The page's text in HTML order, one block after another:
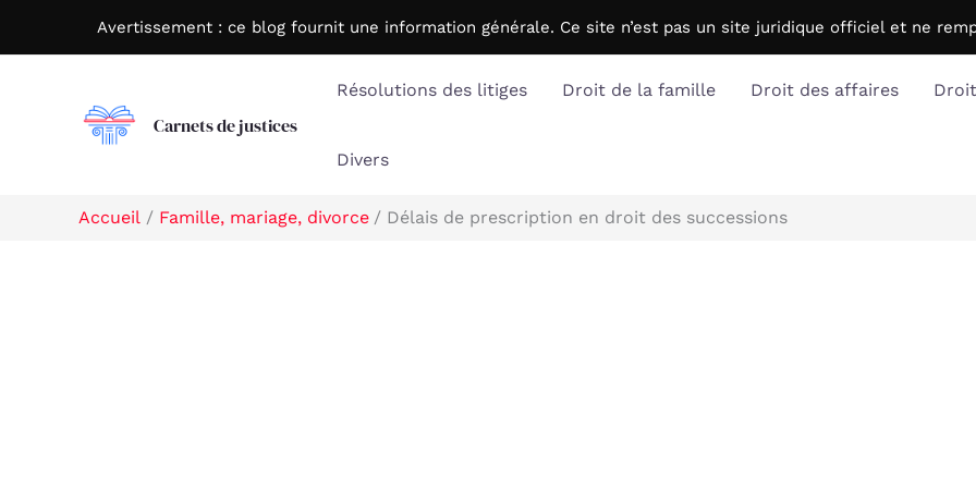
Avertissement : ce blog fournit une information générale. Ce site n’est pas un site juridique officiel et ne
Carnets de justices
Résolutions des litiges Droit de la famille Droit des affaires
Divers
Accueil Famille, mariage, divorce Délais de prescription en droit des successions